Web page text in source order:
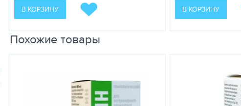
В КОРЗИНУ В КОРЗИНУ
Похожие товары